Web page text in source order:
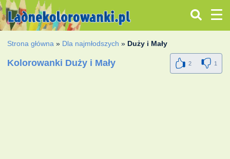
Strona główna » Dla najmłodszych » Duży i Mały
Kolorowanki Duży i Mały 2 1